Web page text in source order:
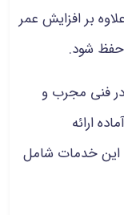
بر افزایش عمر
حفظ شود.
فنی مجرب و
ارائه
این خدمات شامل